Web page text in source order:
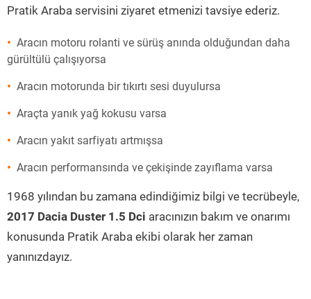
Pratik Araba servisini ziyaret etmenizi tavsiye ederiz.
Aracın motoru rolanti ve sürüş anında olduğundan daha
gürültülü çalışıyorsa
Aracın motorunda bir tıkırtı sesi duyulursa
Araçta yanık yağ kokusu varsa
Aracın yakıt sarfiyatı artmışsa
Aracın performansında ve çekişinde zayıflama varsa
1968 yılından bu zamana edindiğimiz bilgi ve tecrübeyle,
2017 Dacia Duster 1.5 Dci aracınızın bakım ve onarımı
konusunda Pratik Araba ekibi olarak her zaman
yanınızdayız.